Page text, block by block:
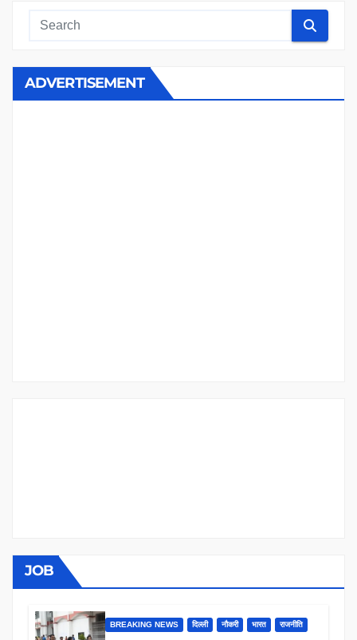
ADVERTISEMENT
JOB
BREAKING NEWS दिल्ली नौकरी भारत राजनीति